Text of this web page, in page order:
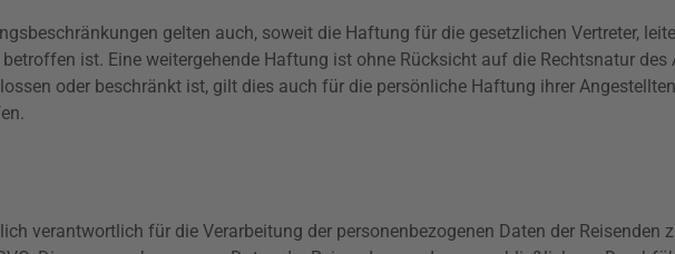
gelten auch, soweit die Haftung für die gesetzlichen Vertreter,
ist. Eine weitergehende Haftung ist ohne Rücksicht auf die Rechtsnatur
oder beschränkt ist, gilt dies auch für die persönliche Haftung ihrer
verantwortlich für die Verarbeitung der personenbezogenen Daten der Reisenden